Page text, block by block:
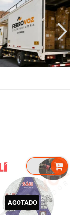
AGOTADO